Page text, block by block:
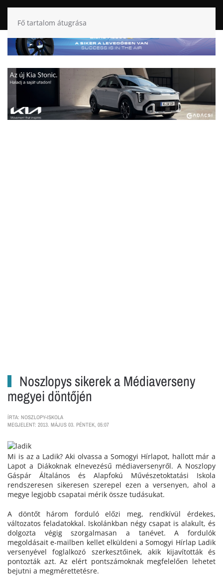
Fő tartalom átugrása
Noszlopys sikerek a Médiaverseny
megyei döntőjén
ÍRTA: NOSZLOPY-ISKOLA
MEGJELENT: 2013. MÁJUS 03. PÉNTEK, 05:07
Mi is az a Ladik? Aki olvassa a Somogyi Hírlapot, hallott már a
Lapot a Diákoknak elnevezésű médiaversenyről. A Noszlopy
Gáspár Általános és Alapfokú Művészetoktatási Iskola
rendszeresen sikeresen szerepel ezen a versenyen, ahol a
megye legjobb csapatai mérik össze tudásukat.
A döntőt három forduló előzi meg, rendkívül érdekes,
változatos feladatokkal. Iskolánkban négy csapat is alakult, és
dolgozta végig szorgalmasan a tanévet. A fordulók
megoldásait e-mailben kellet elküldeni a Somogyi Hírlap Ladik
versenyével foglalkozó szerkesztőinek, akik kijavították és
pontozták azt. Az elért pontszámoknak megfelelően lehetet
bejutni a megmérettetésre.